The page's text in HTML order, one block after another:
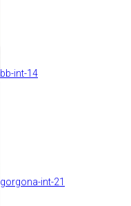
bb-int-14
gorgona-int-21